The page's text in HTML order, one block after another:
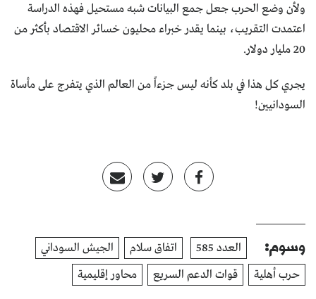
ولأن وضع الحرب جعل جمع البيانات شبه مستحيل فهذه الدراسة
اعتمدت التقريب، بينما يقدر خبراء محليون خسائر الاقتصاد بأكثر من
20 مليار دولار.
يجري كل هذا في بلد كأنه ليس جزءاً من العالم الذي يتفرج على مأساة
السودانيين!
وسوم: العدد 585 اتفاق سلام
الجيش السوداني
حرب أهلية
قوات الدعم السريع محاور إقليمية